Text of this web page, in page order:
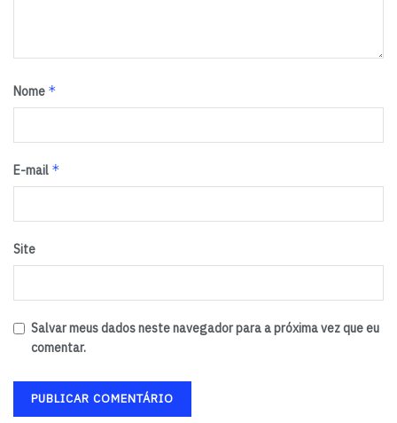
Nome *
E-mail *
Site
Salvar meus dados neste navegador para a próxima vez que eu
comentar.